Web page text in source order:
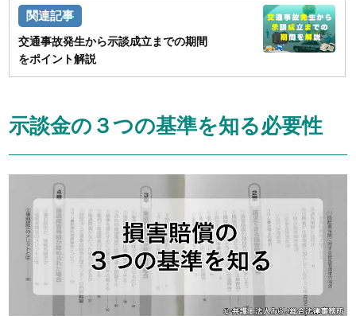
交通事故発生から示談成立までの期間
をポイント解説
示談金の３つの基準を知る必要性